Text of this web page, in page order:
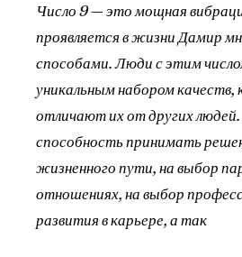
Число 9 — это мощная
проявляется в жизни Дамир
способами. Люди с этим
уникальным набором качеств,
отличают их от других людей.
способность принимать
жизненного пути, на выбор
отношениях, на выбор
развития в карьере, а так